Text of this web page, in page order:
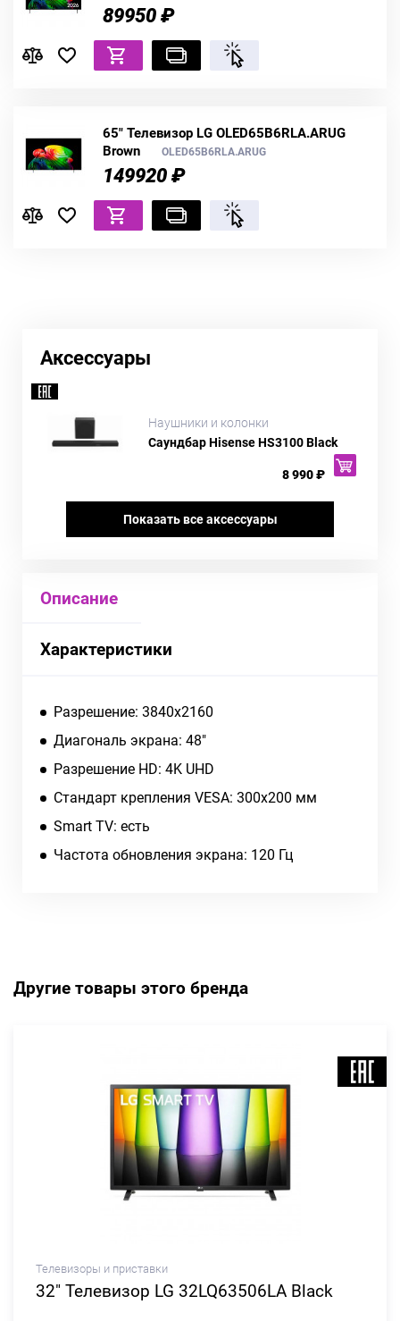
89950 ₽
65" Телевизор LG OLED65B6RLA.ARUG
Brown
OLED65B6RLA.ARUG
149920 ₽
Аксессуары
Наушники и колонки
Саундбар Hisense HS3100 Black
8 990 ₽
Показать все аксессуары
Описание
Характеристики
Разрешение: 3840x2160
Диагональ экрана: 48"
Разрешение HD: 4K UHD
Стандарт крепления VESA: 300x200 мм
Smart TV: есть
Частота обновления экрана: 120 Гц
Другие товары этого бренда
Телевизоры и приставки
32" Телевизор LG 32LQ63506LA Black